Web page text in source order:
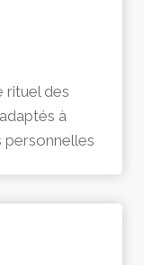
rituel des
à